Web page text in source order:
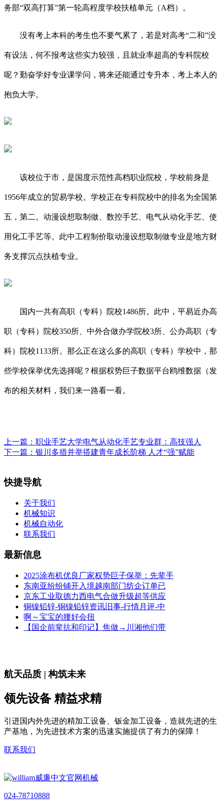
务部“双高打算”第一轮高程度学校扶植单元（A档）。
没有考上本科的考生也不要气累了，若是对高考“二和”没
有设法，何不报考这些实力较强，且就业率超高的专科院校
呢？勤奋学好专业课学问，将来还能通过专升本，考上本人的
抱负大学。
该校位于市，是国度示范性高档职业院校，学校前身是
1956年成立的贸易学校。学校正在专科院校中的排名为全国第
五，第二。动漫设想取制做、数控手艺、电气从动化手艺、使
用化工手艺等。此中工程制价取动漫设想取制做专业是地方财
务支撑沉点扶植专业。
国内一共有高职（专科）院校1486所。此中，平易近办高
职（专科）院校350所、中外合做办学院校3所、公办高职（专
科）院校1133所。那么正在这么多的高职（专科）学校中，那
些学校保举优先选择呢？根据权势巨子数据平台鸥维数据（发
布的相关材料，我们来一路看一看。
上一篇： 职业手艺大学电气从动化手艺专业群：高技强人
下一篇： 银川多措并举搭建青年成长阶梯 人才“强”赋能
快捷导航
关于我们
机械知识
机械自动化
联系我们
最新信息
2025涂布机优良厂家权势巨子保举：先辈手
东南亚纷纷铺开入境越南部门纺企订单已
京东工业取德力西电气合做升级超等供应
铜镍铅锌-铜镍铅锌资讯旧事-行情月评-中
啊～宝宝的腰好会扭
【国企前辈抗和印记】焦做→川湘他们带
航天品质 | 构筑未来
领先设备 精益求精
引进国内外先进的精加工设备、钣金加工设备，造就先进的生
产基地，为先进技术方案的迅速实施提供了有力的保障！
联系我们
024-78710888